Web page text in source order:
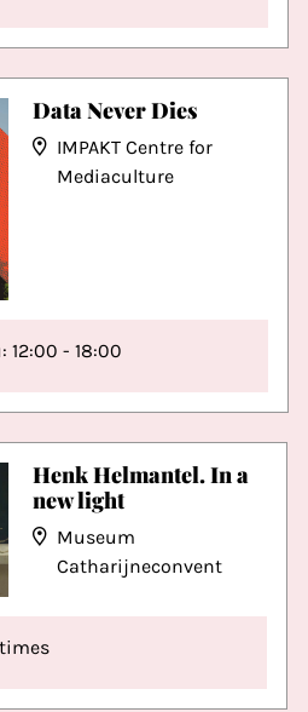
Data Never Dies
IMPAKT Centre for
Mediaculture
12:00 - 18:00
Henk Helmantel. In a
new light
Museum
Catharijneconvent